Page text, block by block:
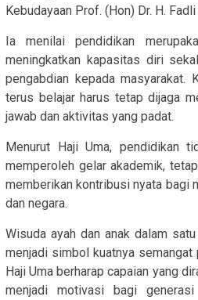
Kebudayaan Prof. (Hon) Dr. H. Fadli
Ia menilai pendidikan
meningkatkan kapasitas diri
pengabdian kepada masyarakat.
terus belajar harus tetap dijaga
jawab dan aktivitas yang padat.
Menurut Haji Uma, pendidikan
memperoleh gelar akademik,
memberikan kontribusi nyata bagi
dan negara.
Wisuda ayah dan anak dalam
menjadi simbol kuatnya semangat
Haji Uma berharap capaian yang
menjadi motivasi bagi